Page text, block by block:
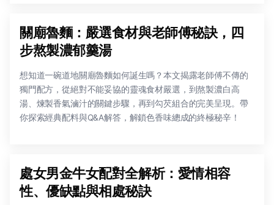
關廟魯麵：嚴選食材與老師傅秘訣，四
步熬製濃郁羹湯
想知道一碗道地關廟魯麵如何誕生嗎？本文揭露老師傅不傳的
獨門配方，從絕對不能妥協的靈魂食材嚴選，到熬製濃白高
湯、煉製香氣滷汁的關鍵步驟，再到勾芡組合的完美呈現。帶
你探索經典配料與Q&A解答，解鎖色香味總成的終極秘辛！
處女男金牛女配對全解析：愛情相容
性、優缺點與相處秘訣